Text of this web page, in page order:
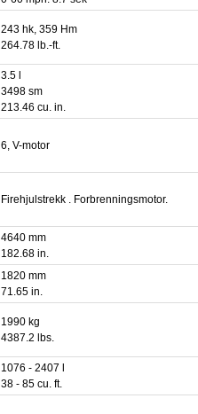
243 hk, 359 Hm
264.78 lb.-ft.
3.5 l
3498 sm
213.46 cu. in.
6, V-motor
Firehjulstrekk . Forbrenningsmotor.
4640 mm
182.68 in.
1820 mm
71.65 in.
1990 kg
4387.2 lbs.
1076 - 2407 l
38 - 85 cu. ft.